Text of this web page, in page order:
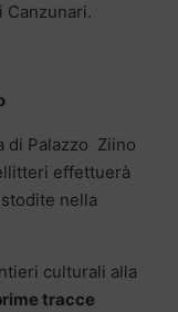
di Palazzo Ziino
effettuerà
nella
culturali alla
tracce